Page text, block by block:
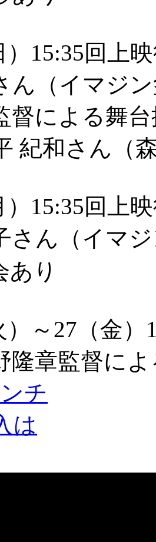
）15:35回上
ん（イマジ
督による舞
紀和さん（
）15:35回上
さん（イマ
り
）～27（金
隆章監督に